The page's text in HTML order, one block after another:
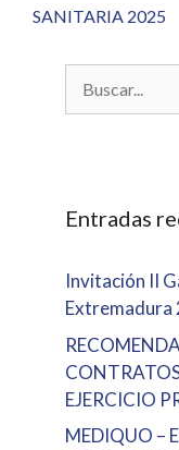
SANITARIA 2025
Entradas
Invitación II
Extremadura
EJERCICIO
MEDIQUO –